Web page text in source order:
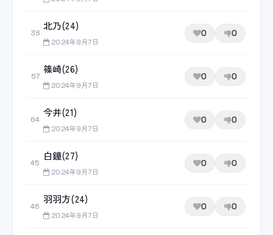
38
北乃(24)
2024年9月7日
0 0
57
篠崎(26)
2024年9月7日
0 0
64
今井(21)
2024年9月7日
0 0
45
白鐘(27)
2024年9月7日
0 0
46
羽羽方(24)
2024年9月7日
0 0